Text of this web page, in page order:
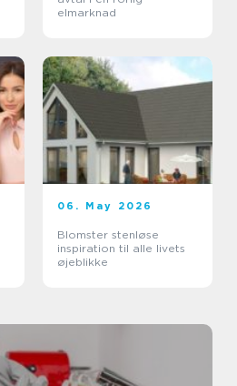
elmarknad
06. May 2026
Blomster stenløse
inspiration til alle livets
øjeblikke